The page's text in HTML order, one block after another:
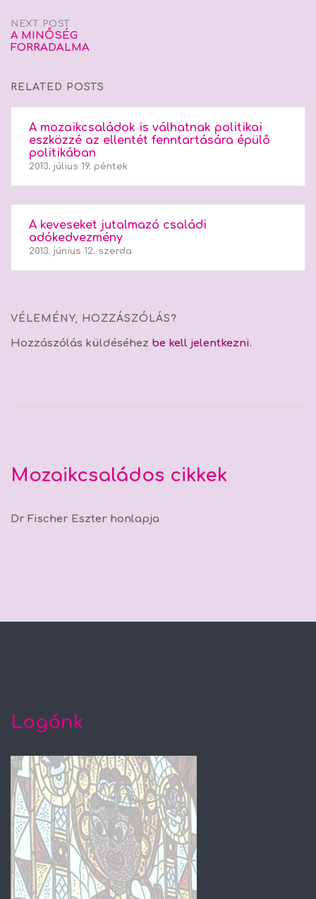
NEXT POST
A MINŐSÉG
FORRADALMA
RELATED POSTS
A mozaikcsaládok is válhatnak politikai
eszközzé az ellentét fenntartására épülő
politikában
2013. július 19. péntek
A keveseket jutalmazó családi
adókedvezmény
2013. június 12. szerda
VÉLEMÉNY, HOZZÁSZÓLÁS?
Hozzászólás küldéséhez be kell jelentkezni.
Mozaikcsaládos cikkek
Dr Fischer Eszter honlapja
Logónk